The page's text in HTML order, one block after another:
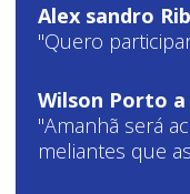
Alex sandro
"Quero
Wilson Porto a
"Amanhã será
meliantes que